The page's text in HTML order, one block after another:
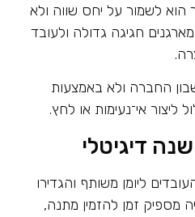
הוא לשמור על יחס שווה ולא
חגיגה גדולה ולעובד
החברה ולא באמצעות
אי־נעימות או לחץ.
דיגיטלי
ליומן משותף והגדירו
מספיק זמן להזמין מתנה,